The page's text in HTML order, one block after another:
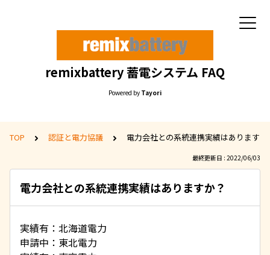
remixbattery 蓄電システム FAQ
Powered by Tayori
TOP 認証と電力協議 電力会社との系統連携実績はありますか
最終更新日 : 2022/06/03
電力会社との系統連携実績はありますか？
実績有：北海道電力
申請中：東北電力